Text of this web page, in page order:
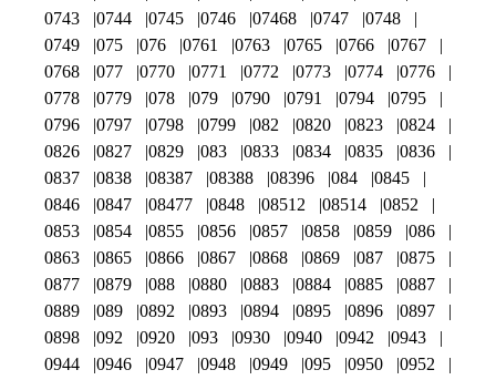
0743
0744 0745 0746 07468 0747
0748
0749
075 076 0761 0763 0765 0766
0767
0768
077 0770 0771 0772 0773 0774
0776
0778
0779 078 079 0790 0791 0794
0795
0796
0797 0798 0799 082 0820 0823
0824
0826
0827 0829 083 0833 0834 0835
0836
0837
0838 08387 08388 08396 084
0845
0846
0847 08477 0848 08512 08514
0852
0853
0854 0855 0856 0857 0858 0859
086
0863
0865 0866 0867 0868 0869 087
0875
0877
0879 088 0880 0883 0884 0885
0887
0889
089 0892 0893 0894 0895 0896
0897
0898
092 0920 093 0930 0940 0942
0943
0944
0946 0947 0948 0949 095 0950
0952